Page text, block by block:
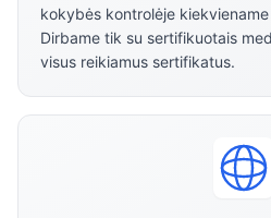
kokybės kontrolėje
Dirbame tik su sertifikuotais
visus reikiamus sertifikatus.